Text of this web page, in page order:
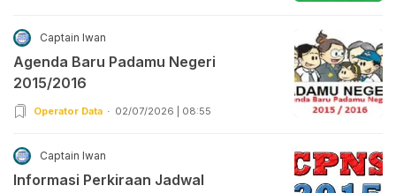
Captain Iwan
Agenda Baru Padamu Negeri
2015/2016
Operator Data 02/07/2026 | 08:55
Captain Iwan
Informasi Perkiraan Jadwal